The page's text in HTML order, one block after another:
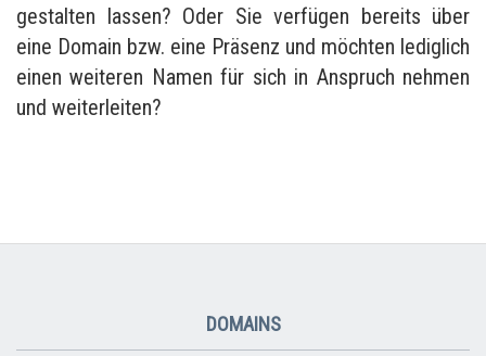
gestalten lassen? Oder Sie verfügen bereits über
eine Domain bzw. eine Präsenz und möchten lediglich
einen weiteren Namen für sich in Anspruch nehmen
und weiterleiten?
DOMAINS